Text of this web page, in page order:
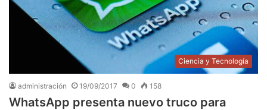
Ciencia y Tecnología
administración 19/09/2017 0 158
WhatsApp presenta nuevo truco para